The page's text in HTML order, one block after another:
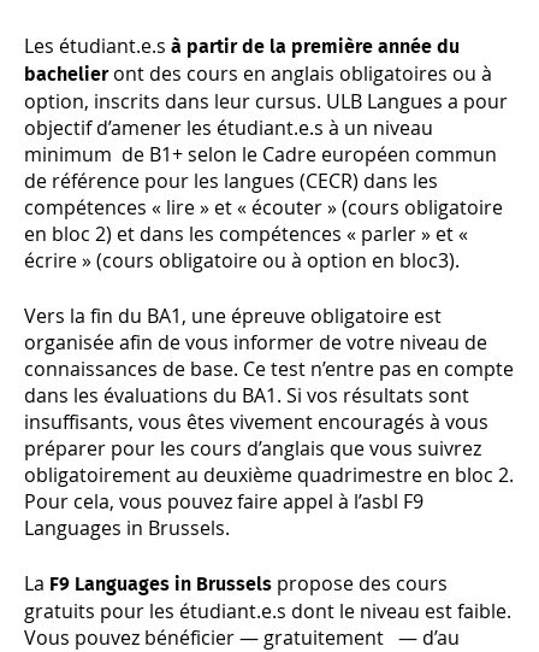
Les étudiant.e.s à partir de la première année du
bachelieront des cours en anglais obligatoires ou à
option, inscrits dans leur cursus. ULB Langues a pour
objectif d’amener les étudiant.e.s à un niveau
minimum de B1+ selon le Cadre européen commun
de référence pour les langues (CECR) dans les
compétences « lire » et « écouter » (cours obligatoire
en bloc 2) et dans les compétences « parler » et «
écrire » (cours obligatoire ou à option en bloc3).
Vers la fin du BA1, une épreuve obligatoire est
organisée afin de vous informer de votre niveau de
connaissances de base. Ce test n’entre pas en compte
dans les évaluations du BA1. Si vos résultats sont
insuffisants, vous êtes vivement encouragés à vous
préparer pour les cours d’anglais que vous suivrez
obligatoirement au deuxième quadrimestre en bloc 2.
Pour cela, vous pouvez faire appel à l’asbl F9
Languages in Brussels.
La F9 Languages in Brussels propose des cours
gratuits pour les étudiant.e.s dont le niveau est faible.
Vous pouvez bénéficier — gratuitement — d’au